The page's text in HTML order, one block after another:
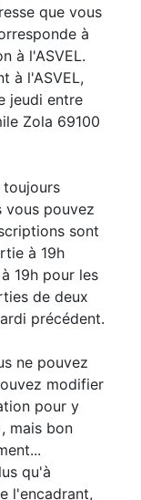
que vous
à
à l'ASVEL.
à l'ASVEL,
jeudi entre
Zola 69100
toujours
vous pouvez
sont
à 19h
19h pour les
de deux
précédent.
ne pouvez
modifier
pour y
mais bon
qu'à
l'encadrant,